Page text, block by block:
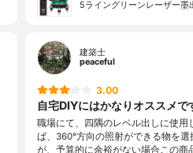
5ライングリーンレーザー墨
建築士
peaceful
3.00
自宅DIYにはかなりオススメで
職場にて、四隅のレベル出しに使用
ば、360°方向の照射ができる物を
が、予算的に余裕がない場合この商